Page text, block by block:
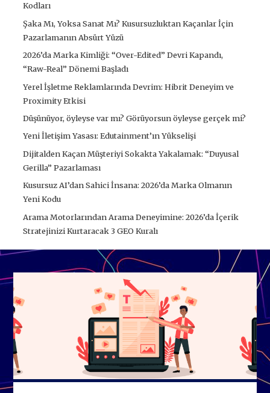
Kodları
Şaka Mı, Yoksa Sanat Mı? Kusursuzluktan Kaçanlar İçin
Pazarlamanın Absürt Yüzü
2026’da Marka Kimliği: “Over-Edited” Devri Kapandı,
“Raw-Real” Dönemi Başladı
Yerel İşletme Reklamlarında Devrim: Hibrit Deneyim ve
Proximity Etkisi
Düşünüyor, öyleyse var mı? Görüyorsun öyleyse gerçek mi?
Yeni İletişim Yasası: Edutainment’ın Yükselişi
Dijitalden Kaçan Müşteriyi Sokakta Yakalamak: “Duyusal
Gerilla” Pazarlaması
Kusursuz AI’dan Sahici İnsana: 2026’da Marka Olmanın
Yeni Kodu
Arama Motorlarından Arama Deneyimine: 2026’da İçerik
Stratejinizi Kurtaracak 3 GEO Kuralı